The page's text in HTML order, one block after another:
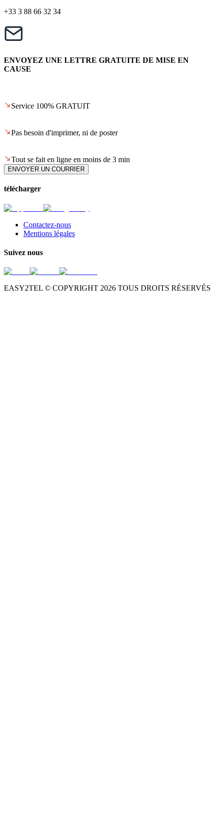
+33 3 88 66 32 34
ENVOYEZ UNE LETTRE GRATUITE DE MISE EN
CAUSE
Service 100% GRATUIT
Pas besoin d'imprimer, ni de poster
Tout se fait en ligne en moins de 3 min
ENVOYER UN COURRIER
télécharger
Contactez-nous
Mentions légales
Suivez nous
EASY2TEL © COPYRIGHT 2026 TOUS DROITS RÉSERVÉS